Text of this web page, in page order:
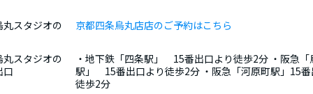
スタジオの 京都四条烏丸店店のご予約はこちら
スタジオの
口
・地下鉄「四条駅」 15番出口より徒歩2分 ・阪急「
駅」 15番出口より徒歩2分 ・阪急「河原町駅」15番
徒歩2分